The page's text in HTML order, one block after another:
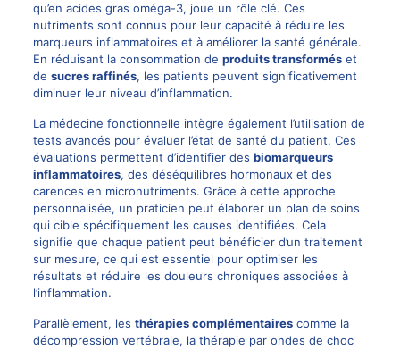
qu’en acides gras oméga-3, joue un rôle clé. Ces
nutriments sont connus pour leur capacité à réduire les
marqueurs inflammatoires et à améliorer la santé générale.
En réduisant la consommation de produits transforméset
de sucres raffinés, les patients peuvent significativement
diminuer leur niveau d’inflammation.
La médecine fonctionnelle intègre également l’utilisation de
tests avancés pour évaluer l’état de santé du patient. Ces
évaluations permettent d’identifier des biomarqueurs
inflammatoires, des déséquilibres hormonaux et des
carences en micronutriments. Grâce à cette approche
personnalisée, un praticien peut élaborer un plan de soins
qui cible spécifiquement les causes identifiées. Cela
signifie que chaque patient peut bénéficier d’un traitement
sur mesure, ce qui est essentiel pour optimiser les
résultats et réduire les douleurs chroniques associées à
l’inflammation.
Parallèlement, les thérapies complémentairescomme la
décompression vertébrale, la thérapie par ondes de choc